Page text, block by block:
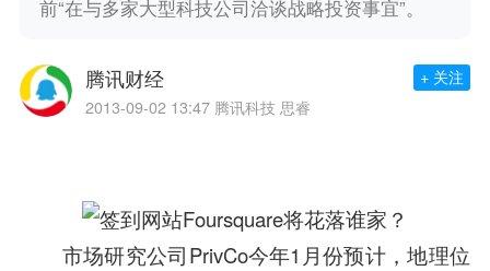
前“在与多家大型科技公司洽谈战略投资事宜”。
腾讯财经
2013-09-02 13:47 腾讯科技 思睿
+ 关注
市场研究公司PrivCo今年1月份预计，地理位